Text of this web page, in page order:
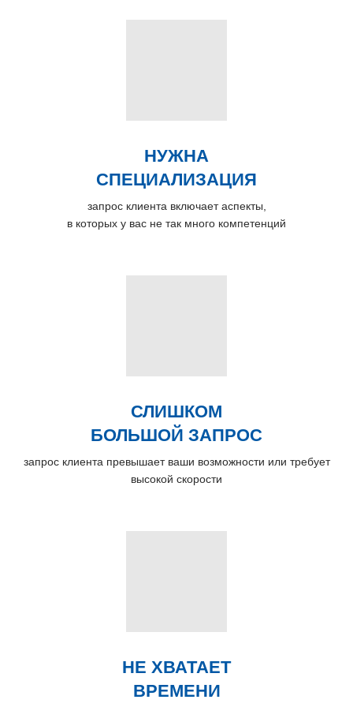
НУЖНА
СПЕЦИАЛИЗАЦИЯ
запрос клиента включает аспекты,
в которых у вас не так много компетенций
СЛИШКОМ
БОЛЬШОЙ ЗАПРОС
запрос клиента превышает ваши возможности или требует
высокой скорости
НЕ ХВАТАЕТ
ВРЕМЕНИ